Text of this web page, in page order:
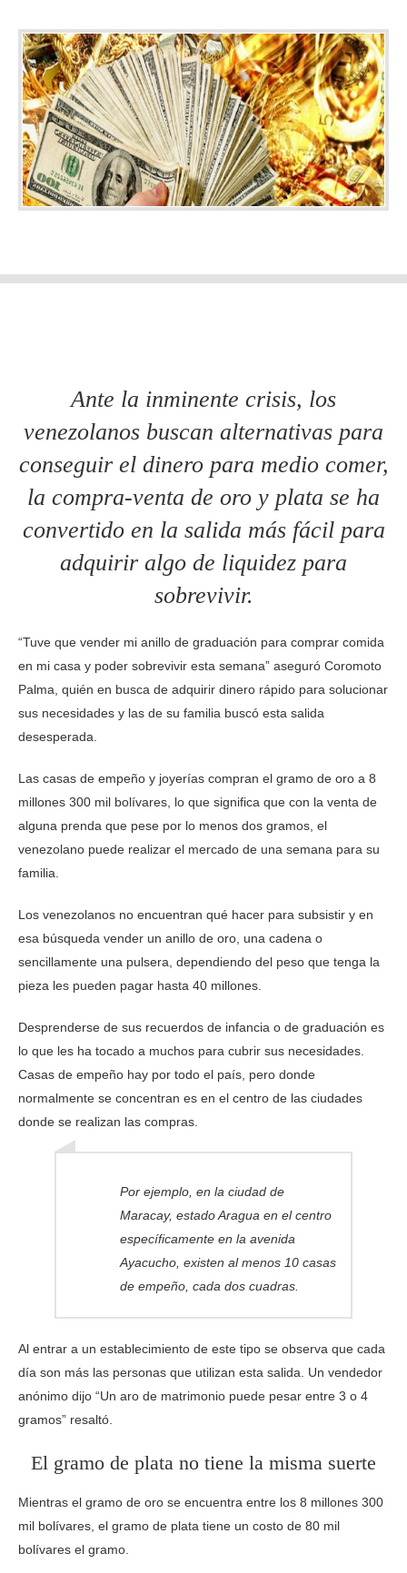
Ante la inminente crisis, los
venezolanos buscan alternativas para
conseguir el dinero para medio comer,
la compra-venta de oro y plata se ha
convertido en la salida más fácil para
adquirir algo de liquidez para
sobrevivir.
“Tuve que vender mi anillo de graduación para comprar comida
en mi casa y poder sobrevivir esta semana” aseguró Coromoto
Palma, quién en busca de adquirir dinero rápido para solucionar
sus necesidades y las de su familia buscó esta salida
desesperada.
Las casas de empeño y joyerías compran el gramo de oro a 8
millones 300 mil bolívares, lo que significa que con la venta de
alguna prenda que pese por lo menos dos gramos, el
venezolano puede realizar el mercado de una semana para su
familia.
Los venezolanos no encuentran qué hacer para subsistir y en
esa búsqueda vender un anillo de oro, una cadena o
sencillamente una pulsera, dependiendo del peso que tenga la
pieza les pueden pagar hasta 40 millones.
Desprenderse de sus recuerdos de infancia o de graduación es
lo que les ha tocado a muchos para cubrir sus necesidades.
Casas de empeño hay por todo el país, pero donde
normalmente se concentran es en el centro de las ciudades
donde se realizan las compras.
Por ejemplo, en la ciudad de
Maracay, estado Aragua en el centro
específicamente en la avenida
Ayacucho, existen al menos 10 casas
de empeño, cada dos cuadras.
Al entrar a un establecimiento de este tipo se observa que cada
día son más las personas que utilizan esta salida. Un vendedor
anónimo dijo “Un aro de matrimonio puede pesar entre 3 o 4
gramos” resaltó.
El gramo de plata no tiene la misma suerte
Mientras el gramo de oro se encuentra entre los 8 millones 300
mil bolívares, el gramo de plata tiene un costo de 80 mil
bolívares el gramo.